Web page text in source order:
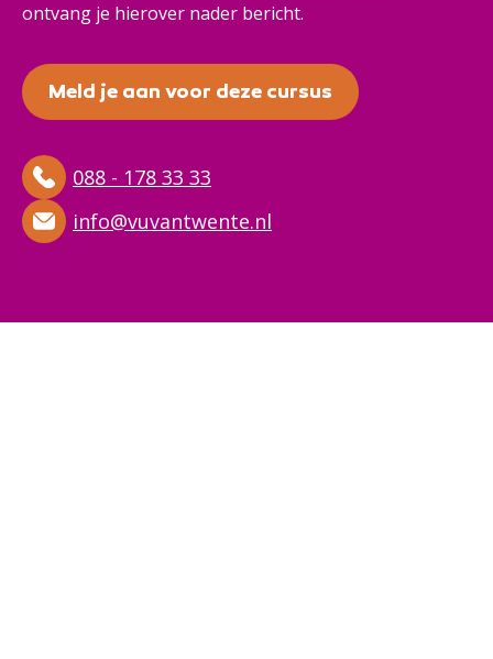
ontvang je hierover nader bericht.
Meld je aan voor deze cursus
088 - 178 33 33
info@vuvantwente.nl